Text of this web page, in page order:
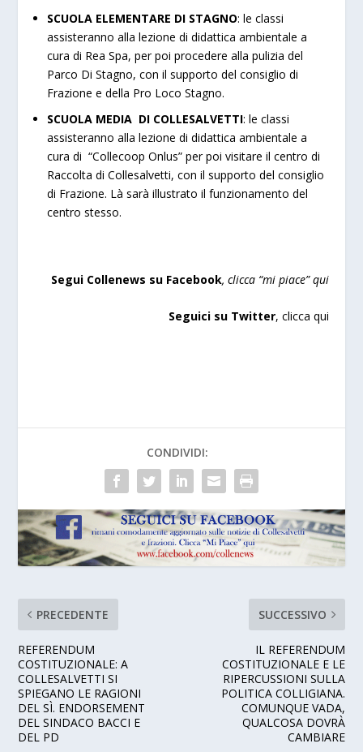
SCUOLA ELEMENTARE DI STAGNO: le classi
assisteranno alla lezione di didattica ambientale a
cura di Rea Spa, per poi procedere alla pulizia del
Parco Di Stagno, con il supporto del consiglio di
Frazione e della Pro Loco Stagno.
SCUOLA MEDIA DI COLLESALVETTI: le classi
assisteranno alla lezione di didattica ambientale a
cura di “Collecoop Onlus” per poi visitare il centro di
Raccolta di Collesalvetti, con il supporto del consiglio
di Frazione. Là sarà illustrato il funzionamento del
centro stesso.
Segui Collenews su Facebook, clicca “mi piace”qui
Seguici su Twitter, clicca qui
CONDIVIDI:
PRECEDENTE
REFERENDUM
COSTITUZIONALE: A
COLLESALVETTI SI
SPIEGANO LE RAGIONI
DEL SÌ. ENDORSEMENT
DEL SINDACO BACCI E
DEL PD
SUCCESSIVO
IL REFERENDUM
COSTITUZIONALE E LE
RIPERCUSSIONI SULLA
POLITICA COLLIGIANA.
COMUNQUE VADA,
QUALCOSA DOVRÀ
CAMBIARE